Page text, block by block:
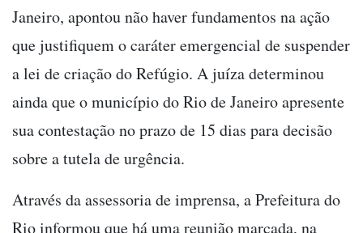
Janeiro, apontou não haver fundamentos na ação
que justifiquem o caráter emergencial de suspender
a lei de criação do Refúgio. A juíza determinou
ainda que o município do Rio de Janeiro apresente
sua contestação no prazo de 15 dias para decisão
sobre a tutela de urgência.
Através da assessoria de imprensa, a Prefeitura do
Rio informou que há uma reunião marcada, na